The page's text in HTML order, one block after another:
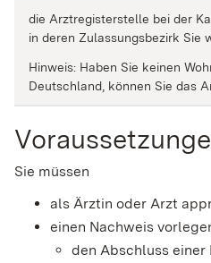
die Arztregisterstelle bei der
in deren Zulassungsbezirk Sie
Hinweis: Haben Sie keinen
Deutschland, können Sie das
Sie müssen
als Ärztin oder Arzt
einen Nachweis
den Abschluss